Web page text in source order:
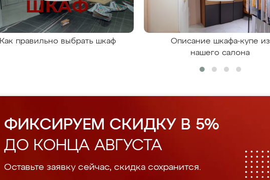
Как правильно выбрать шкаф
Описание шкафа-купе из
нашего салона
ФИКСИРУЕМ СКИДКУ В 5%
ДО КОНЦА АВГУСТА
Оставьте заявку сейчас, скидка сохранится.